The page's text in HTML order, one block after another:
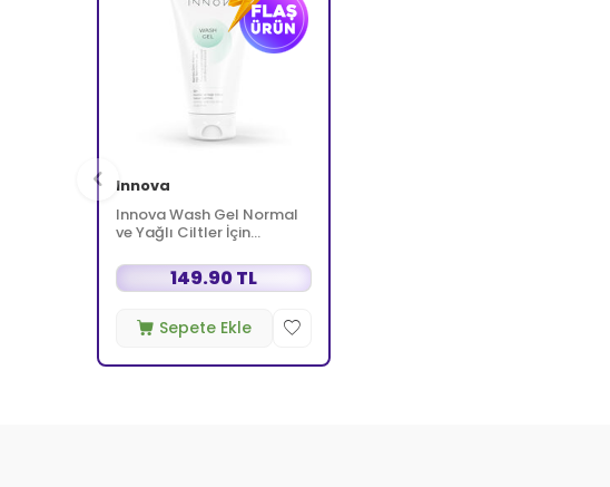
Innova
Innova Wash Gel Normal
ve Yağlı Ciltler İçin
150 ml 149.90 TL
Sepete Ekle